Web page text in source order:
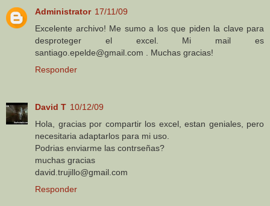
Administrator 17/11/09
Excelente archivo! Me sumo a los que piden la clave para
desproteger el excel. Mi mail es
santiago.epelde@gmail.com . Muchas gracias!
Responder
David T 10/12/09
Hola, gracias por compartir los excel, estan geniales, pero
necesitaria adaptarlos para mi uso.
Podrias enviarme las contrseñas?
muchas gracias
david.trujillo@gmail.com
Responder